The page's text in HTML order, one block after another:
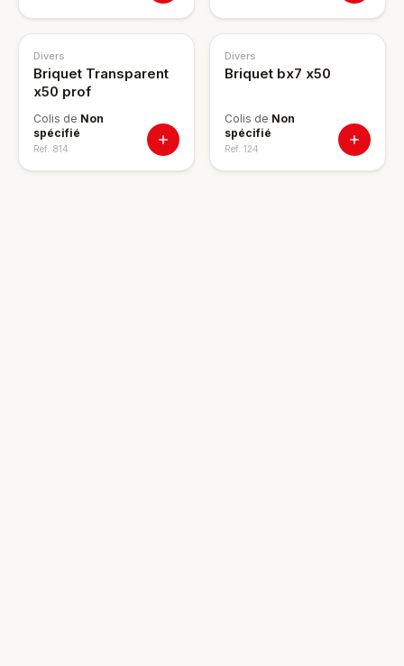
Divers
Briquet Transparent
x50 prof
Colis de Non
spécifié
Ref. 814
Divers
Briquet bx7 x50
Colis de Non
spécifié
Ref. 124